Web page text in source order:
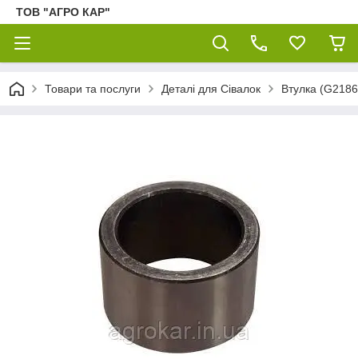
ТОВ "АГРО КАР"
Товари та послуги Деталі для Сівалок Втулка